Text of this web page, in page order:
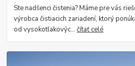
Ste nadšenci čistenia? Máme pre vás
výrobca čistiacich zariadení, ktorý
od vysokotlakovýc...čítať celé